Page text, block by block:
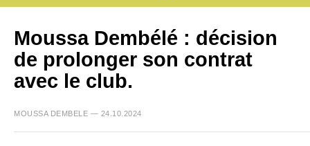
Moussa Dembélé : décision
de prolonger son contrat
avec le club.
MOUSSA DEMBELE — 24.10.2024